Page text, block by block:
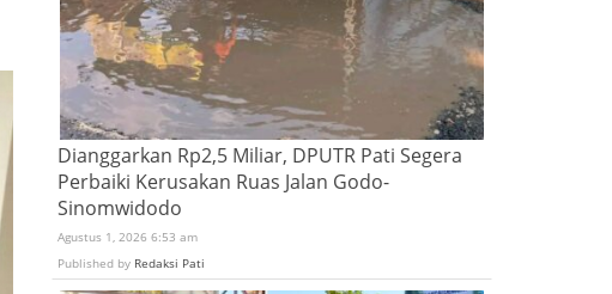
Dianggarkan Rp2,5 Miliar, DPUTR Pati Segera
Perbaiki Kerusakan Ruas Jalan Godo-
Sinomwidodo
Agustus 1, 2026 6:53 am
Published by Redaksi Pati